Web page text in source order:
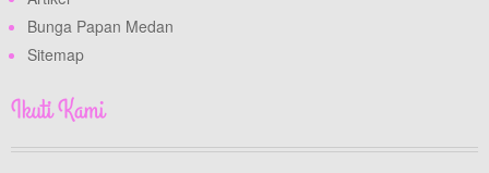
Bunga Papan Medan
Sitemap
Ikuti Kami